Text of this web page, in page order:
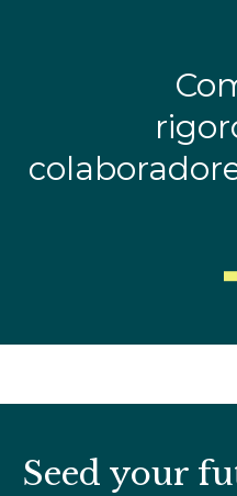
Seed your